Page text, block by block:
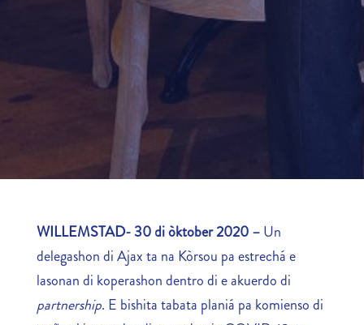
WILLEMSTAD- 30 diòktober2020 –Un
delegashon di Ajax ta na Kòrsou pa estrechá e
lasonan di koperashon dentro di e akuerdo di
partnership. E bishita tabata planiá pa komienso di